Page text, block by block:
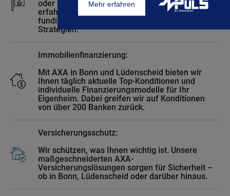
oder darüber hinaus verkaufen? Unsere
erfahrenen Makler erzielen Toppreise durch
fundierte Marktkenntnisse und effektive
Strategien.
Immobilienfinanzierung:
Mit AXA in Bonn und Lüdenscheid bieten wir
Ihnen täglich aktuelle Top-Konditionen und
individuelle Finanzierungsmodelle für Ihr
Eigenheim. Dabei greifen wir auf Konditionen
von über 200 Banken zurück.
Versicherungsschutz:
Wir schützen, was Ihnen wichtig ist. Unsere
maßgeschneiderten AXA-
Versicherungslösungen sorgen für Sicherheit –
ob in Bonn, Lüdenscheid oder darüber hinaus.